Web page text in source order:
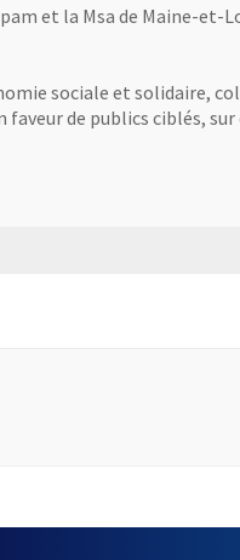
et la Msa de Maine-
sociale et solidaire,
de publics ciblés,